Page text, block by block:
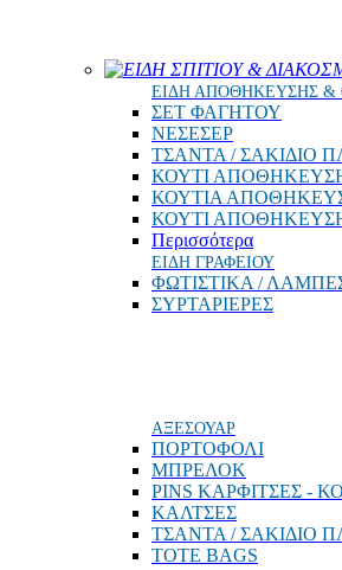
ΕΙΔΗ ΣΠΙΤΙΟΥ &
ΕΙΔΗ ΑΠΟΘΗΚΕΥΣΗΣ &
ΣΕΤ ΦΑΓΗΤΟΥ
ΝΕΣΕΣΕΡ
ΤΣΑΝΤΑ / ΣΑΚΙΔΙΟ
ΚΟΥΤΙ
ΚΟΥΤΙΑ
ΚΟΥΤΙ
Περισσότερα
ΕΙΔΗ ΓΡΑΦΕΙΟΥ
ΦΩΤΙΣΤΙΚΑ /
ΣΥΡΤΑΡΙΕΡΕΣ
ΑΞΕΣΟΥΑΡ
ΠΟΡΤΟΦΟΛΙ
MΠΡΕΛΟΚ
PINS ΚΑΡΦΙΤΣΕΣ -
ΚΑΛΤΣΕΣ
ΤΣΑΝΤΑ / ΣΑΚΙΔΙΟ
TOTE BAGS